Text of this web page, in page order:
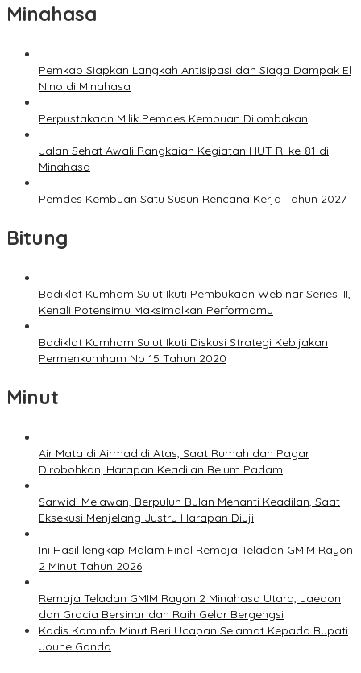
Minahasa
Pemkab Siapkan Langkah Antisipasi dan Siaga Dampak El
Nino di Minahasa
Perpustakaan Milik Pemdes Kembuan Dilombakan
Jalan Sehat Awali Rangkaian Kegiatan HUT RI ke-81 di
Minahasa
Pemdes Kembuan Satu Susun Rencana Kerja Tahun 2027
Bitung
Badiklat Kumham Sulut Ikuti Pembukaan Webinar Series III,
Kenali Potensimu Maksimalkan Performamu
Badiklat Kumham Sulut Ikuti Diskusi Strategi Kebijakan
Permenkumham No 15 Tahun 2020
Minut
Air Mata di Airmadidi Atas, Saat Rumah dan Pagar
Dirobohkan, Harapan Keadilan Belum Padam
Sarwidi Melawan, Berpuluh Bulan Menanti Keadilan, Saat
Eksekusi Menjelang Justru Harapan Diuji
Ini Hasil lengkap Malam Final Remaja Teladan GMIM Rayon
2 Minut Tahun 2026
Remaja Teladan GMIM Rayon 2 Minahasa Utara, Jaedon
dan Gracia Bersinar dan Raih Gelar Bergengsi
Kadis Kominfo Minut Beri Ucapan Selamat Kepada Bupati
Joune Ganda